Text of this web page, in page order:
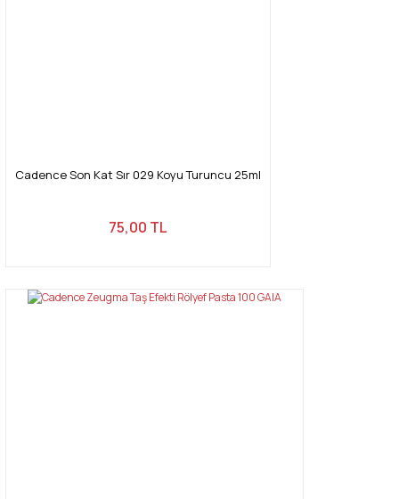
Gönder
Cadence Son Kat Sır 029 Koyu Turuncu 25ml
75,00 TL